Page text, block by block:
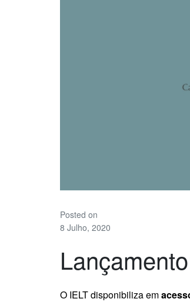
Posted on
8 Julho, 2020
O IELT disponibiliza em